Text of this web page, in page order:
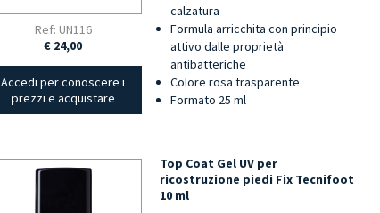
Ref: UN116
€ 24,00
Accedi per conoscere i
prezzi e acquistare
calzatura
Formula arricchita con principio
attivo dalle proprietà
antibatteriche
Colore rosa trasparente
Formato 25 ml
Top Coat Gel UV per
ricostruzione piedi Fix Tecnifoot
10 ml